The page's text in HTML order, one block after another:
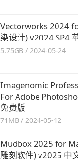
Vectorworks 2024
染设计) v2024 SP4
5.75GB /2024-05-24
Imagenomic
For Adobe
免费版
71MB /2024-05-12
Mudbox 2025 for
雕刻软件) v2025 中